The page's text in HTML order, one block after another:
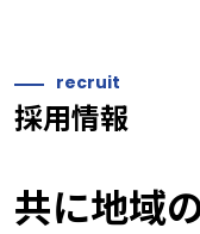
recruit
採用情報
共に地域